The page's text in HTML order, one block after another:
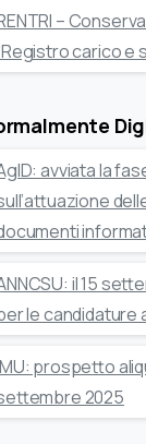
–
carico e
avviata la
il 15
le candidature
prospetto
2025